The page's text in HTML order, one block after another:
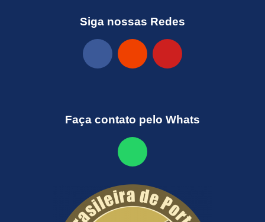
Siga nossas Redes
Faça contato pelo Whats